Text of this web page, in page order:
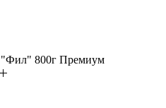
"Фил" 800г Премиум